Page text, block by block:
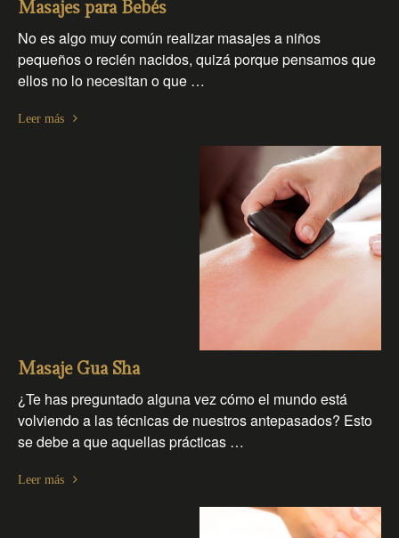
Masajes para Bebés
No es algo muy común realizar masajes a niños
pequeños o recién nacidos, quizá porque pensamos que
ellos no lo necesitan o que …
Leer más
Masaje Gua Sha
¿Te has preguntado alguna vez cómo el mundo está
volviendo a las técnicas de nuestros antepasados? Esto
se debe a que aquellas prácticas …
Leer más